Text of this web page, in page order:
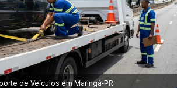
de Veículos em Maringá‑PR